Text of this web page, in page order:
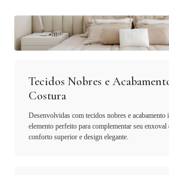
Tecidos Nobres e
Costura
Desenvolvidas com tecidos nobres e acabamento
elemento perfeito para complementar seu
conforto superior e design elegante.